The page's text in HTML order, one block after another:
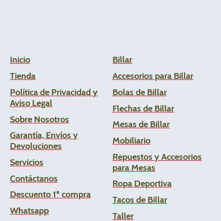
Inicio
Tienda
Política de Privacidad y
Aviso Legal
Sobre Nosotros
Garantía, Envíos y
Devoluciones
Servicios
Contáctanos
Descuento 1ª compra
Whatsapp
Billar
Accesorios para Billar
Bolas de Billar
Flechas de Billar
Mesas de Billar
Mobiliario
Repuestos y Accesorios
para Mesas
Ropa Deportiva
Tacos de Billar
Taller